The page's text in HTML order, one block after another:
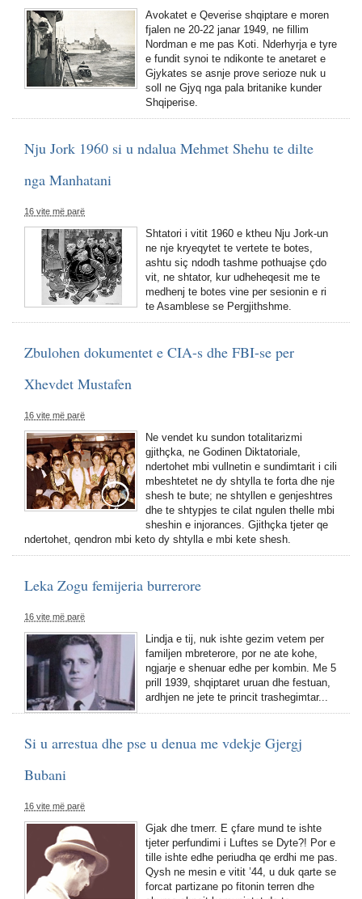
Avokatet e Qeverise shqiptare e moren
fjalen ne 20-22 janar 1949, ne fillim
Nordman e me pas Koti. Nderhyrja e tyre
e fundit synoi te ndikonte te anetaret e
Gjykates se asnje prove serioze nuk u
soll ne Gjyq nga pala britanike kunder
Shqiperise.
Nju Jork 1960 si u ndalua Mehmet Shehu te dilte
nga Manhatani
16 vite më parë
Shtatori i vitit 1960 e ktheu Nju Jork-un
ne nje kryeqytet te vertete te botes,
ashtu siç ndodh tashme pothuajse çdo
vit, ne shtator, kur udheheqesit me te
medhenj te botes vine per sesionin e ri
te Asamblese se Pergjithshme.
Zbulohen dokumentet e CIA-s dhe FBI-se per
Xhevdet Mustafen
16 vite më parë
Ne vendet ku sundon totalitarizmi
gjithçka, ne Godinen Diktatoriale,
ndertohet mbi vullnetin e sundimtarit i cili
mbeshtetet ne dy shtylla te forta dhe nje
shesh te bute; ne shtyllen e genjeshtres
dhe te shtypjes te cilat ngulen thelle mbi
sheshin e injorances. Gjithçka tjeter qe
ndertohet, qendron mbi keto dy shtylla e mbi kete shesh.
Leka Zogu femijeria burrerore
16 vite më parë
Lindja e tij, nuk ishte gezim vetem per
familjen mbreterore, por ne ate kohe,
ngjarje e shenuar edhe per kombin. Me 5
prill 1939, shqiptaret uruan dhe festuan,
ardhjen ne jete te princit trashegimtar...
Si u arrestua dhe pse u denua me vdekje Gjergj
Bubani
16 vite më parë
Gjak dhe tmerr. E çfare mund te ishte
tjeter perfundimi i Luftes se Dyte?! Por e
tille ishte edhe periudha qe erdhi me pas.
Qysh ne mesin e vitit ’44, u duk qarte se
forcat partizane po fitonin terren dhe